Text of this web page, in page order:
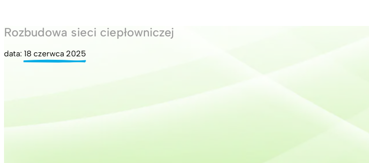
Rozbudowa sieci ciepłowniczej
data: 18 czerwca 2025